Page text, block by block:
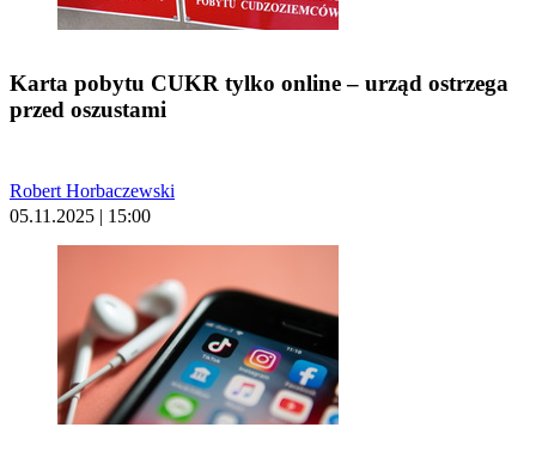
Karta pobytu CUKR tylko online – urząd ostrzega
przed oszustami
Robert Horbaczewski
05.11.2025 | 15:00